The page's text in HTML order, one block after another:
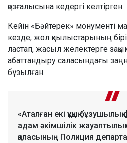
қозғалысына кедергі келтірген.
Кейін «Бәйтерек» монументі
кезде, жол қиылыстарының
ластап, жасыл желектерге
абаттандыру саласындағы
бұзылған.
«Аталған екі құқық
адам әкімшілік
қаласының Полиция